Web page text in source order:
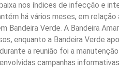
nos índices de infecção e
há vários meses, em relação
Bandeira Verde. A Bandeira
enquanto a Bandeira Verde
a reunião foi a
campanhas